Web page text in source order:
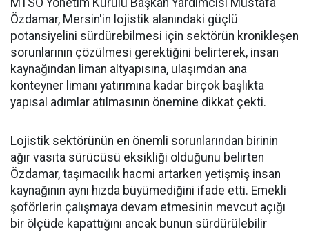
Özdamar, Mersin'in lojistik alanındaki güçlü
potansiyelini sürdürebilmesi için sektörün kronikleşen
sorunlarının çözülmesi gerektiğini belirterek, insan
kaynağından liman altyapısına, ulaşımdan ana
konteyner limanı yatırımına kadar birçok başlıkta
yapısal adımlar atılmasının önemine dikkat çekti.
Lojistik sektörünün en önemli sorunlarından birinin
ağır vasıta sürücüsü eksikliği olduğunu belirten
Özdamar, taşımacılık hacmi artarken yetişmiş insan
kaynağının aynı hızda büyümediğini ifade etti. Emekli
şoförlerin çalışmaya devam etmesinin mevcut açığı
bir ölçüde kapattığını ancak bunun sürdürülebilir